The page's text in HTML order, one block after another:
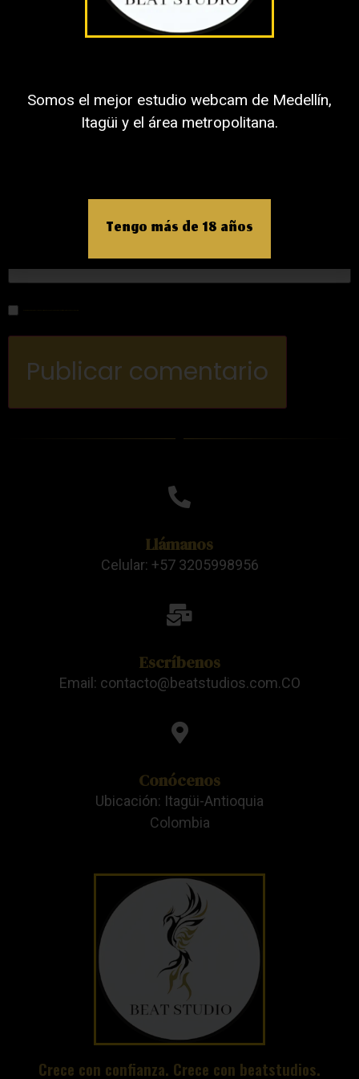
Llámanos
Celular: +57 3205998956
Escríbenos
Email: contacto@beatstudios.com.CO
Conócenos
Ubicación: Itagüi-Antioquia
Colombia
Crece con confianza. Crece con beatstudios.
Somos el mejor estudio webcam de Medellín,
Itagüi y el área metropolitana.
Tengo más de 18 años